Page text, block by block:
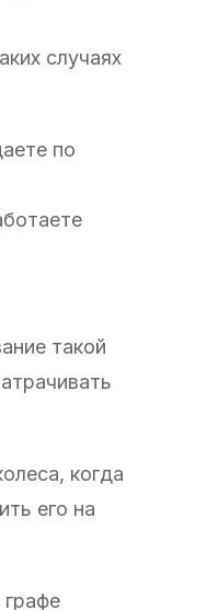
случаях
по
такой
когда
его на
графе